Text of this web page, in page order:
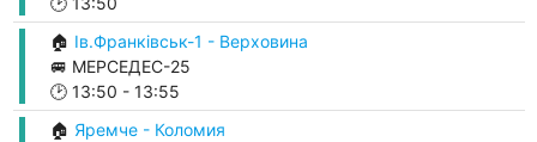
🏠 Ів.Франківськ-1 - Верховина
🚐 МЕРСЕДЕС-25
🕑 13:50 - 13:55
🏠 Яремче - Коломия